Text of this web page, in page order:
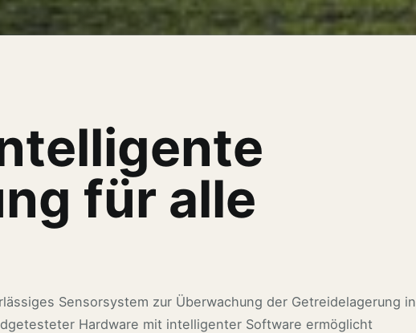
für alle
Sensorsystem zur Überwachung der Getreidelagerung in
Hardware mit intelligenter Software ermöglicht